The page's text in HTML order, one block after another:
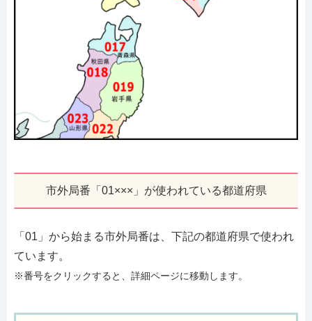
市外局番「01×××」が使われている都道府県
「01」から始まる市外局番は、下記の都道府県で使われ
ています。
※番号をクリックすると、詳細ページに移動します。